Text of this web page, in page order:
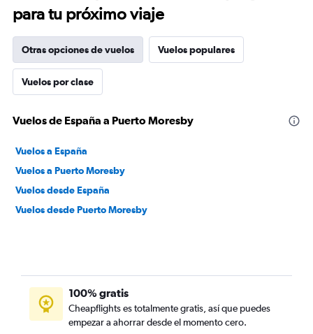
para tu próximo viaje
Otras opciones de vuelos Vuelos populares
Vuelos por clase
Vuelos de España a Puerto Moresby
Vuelos a España
Vuelos a Puerto Moresby
Vuelos desde España
Vuelos desde Puerto Moresby
100% gratis
Cheapflights es totalmente gratis, así que puedes
empezar a ahorrar desde el momento cero.